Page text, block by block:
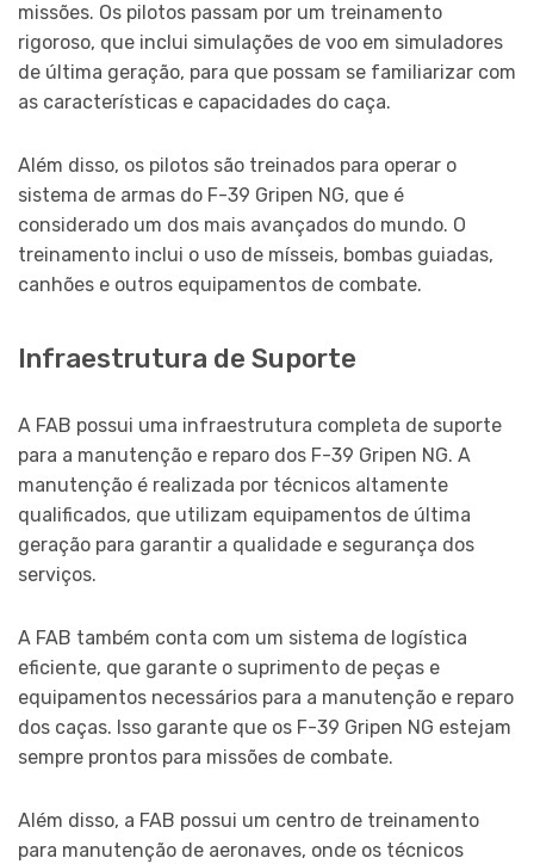
missões. Os pilotos passam por um treinamento
rigoroso, que inclui simulações de voo em simuladores
de última geração, para que possam se familiarizar com
as características e capacidades do caça.
Além disso, os pilotos são treinados para operar o
sistema de armas do F-39 Gripen NG, que é
considerado um dos mais avançados do mundo. O
treinamento inclui o uso de mísseis, bombas guiadas,
canhões e outros equipamentos de combate.
Infraestrutura de Suporte
A FAB possui uma infraestrutura completa de suporte
para a manutenção e reparo dos F-39 Gripen NG. A
manutenção é realizada por técnicos altamente
qualificados, que utilizam equipamentos de última
geração para garantir a qualidade e segurança dos
serviços.
A FAB também conta com um sistema de logística
eficiente, que garante o suprimento de peças e
equipamentos necessários para a manutenção e reparo
dos caças. Isso garante que os F-39 Gripen NG estejam
sempre prontos para missões de combate.
Além disso, a FAB possui um centro de treinamento
para manutenção de aeronaves, onde os técnicos